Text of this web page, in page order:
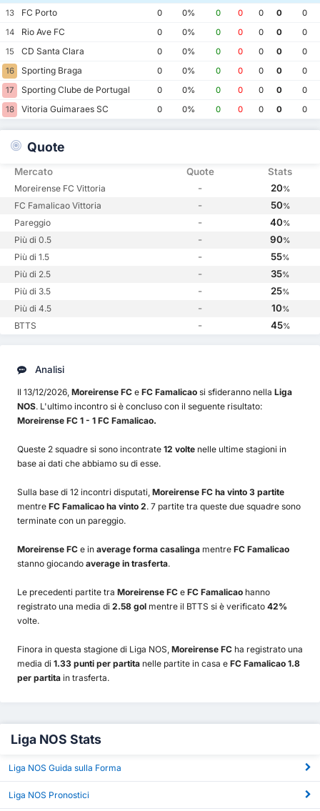
13
FC Porto 0 0% 0 0 0 0
0
14
Rio Ave FC 0 0% 0 0 0 0
0
15
CD Santa Clara 0 0% 0 0 0 0
0
16
Sporting Braga 0 0% 0 0 0 0
0
17
Sporting Clube de Portugal 0 0% 0 0 0 0
0
18
Vitoria Guimaraes SC 0 0% 0 0 0 0 0
Quote
Mercato Quote Stats
Moreirense FC Vittoria - 20%
FC Famalicao Vittoria - 50%
Pareggio - 40%
Più di 0.5 - 90%
Più di 1.5 - 55%
Più di 2.5 - 35%
Più di 3.5 - 25%
Più di 4.5 - 10%
BTTS - 45%
Analisi
Il 13/12/2026, Moreirense FC e FC Famalicao si sfideranno nella Liga
NOS. L'ultimo incontro si è concluso con il seguente risultato:
Moreirense FC 1 - 1 FC Famalicao.
Queste 2 squadre si sono incontrate 12 volte nelle ultime stagioni in
base ai dati che abbiamo su di esse.
Sulla base di 12 incontri disputati, Moreirense FC ha vinto 3 partite
mentre FC Famalicao ha vinto 2. 7 partite tra queste due squadre sono
terminate con un pareggio.
Moreirense FC e in average forma casalinga mentre FC Famalicao
stanno giocando average in trasferta.
Le precedenti partite tra Moreirense FC e FC Famalicao hanno
registrato una media di 2.58 gol mentre il BTTS si è verificato 42%
volte.
Finora in questa stagione di Liga NOS, Moreirense FC ha registrato una
media di 1.33 punti per partita nelle partite in casa e FC Famalicao 1.8
per partita in trasferta.
Liga NOS Stats
Liga NOS Guida sulla Forma
Liga NOS Pronostici